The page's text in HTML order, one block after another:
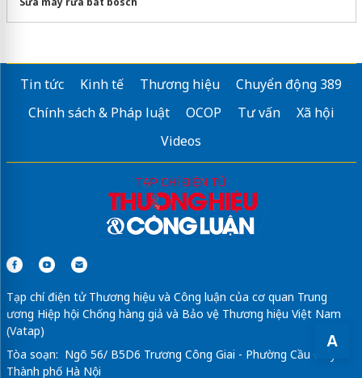
A
Tin tức Kinh tế Thương hiệu
Chuyển động 389
Chính sách & Pháp luật
OCOP Tư vấn
Xã hội
Videos
Tạp chí điện tử Thương hiệu và Công luận của cơ quan Trung
ương Hiệp hội Chống hàng giả và Bảo vệ Thương hiệu Việt Nam
(Vatap)
Tòa soạn: Ngõ 56/ B5D6 Trương Công Giai - Phường Cầu Giấy -
Thành phố Hà Nội